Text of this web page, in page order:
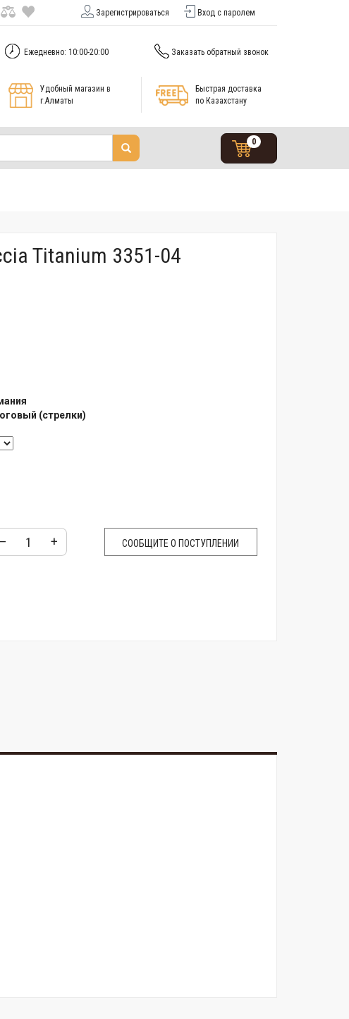
Зарегистрироваться Вход с паролем
Ежедневно: 10:00-20:00 Заказать обратный звонок
Удобный магазин в
г.Алматы
Быстрая доставка
по Казахстану
0
Titanium 3351-04
(стрелки)
банка
– + СООБЩИТЕ О ПОСТУПЛЕНИИ